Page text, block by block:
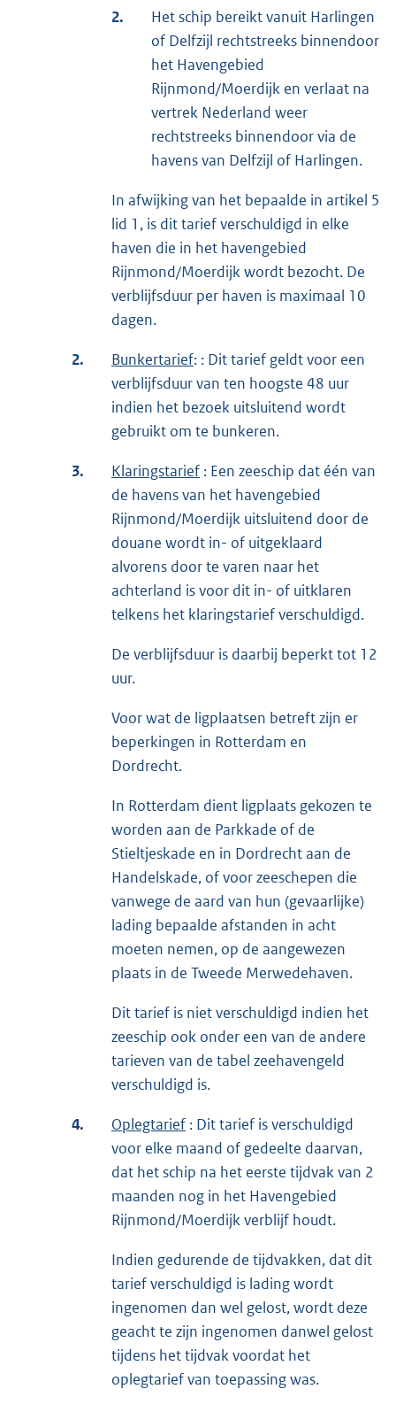
2.
Het schip bereikt vanuit Harlingen
of Delfzijl rechtstreeks binnendoor
het Havengebied
Rijnmond/Moerdijk en verlaat na
vertrek Nederland weer
rechtstreeks binnendoor via de
havens van Delfzijl of Harlingen.
In afwijking van het bepaalde in artikel 5
lid 1, is dit tarief verschuldigd in elke
haven die in het havengebied
Rijnmond/Moerdijk wordt bezocht. De
verblijfsduur per haven is maximaal 10
dagen.
2. Bunkertarief: : Dit tarief geldt voor een
verblijfsduur van ten hoogste 48 uur
indien het bezoek uitsluitend wordt
gebruikt om te bunkeren.
3. Klaringstarief : Een zeeschip dat één van
de havens van het havengebied
Rijnmond/Moerdijk uitsluitend door de
douane wordt in- of uitgeklaard
alvorens door te varen naar het
achterland is voor dit in- of uitklaren
telkens het klaringstarief verschuldigd.
De verblijfsduur is daarbij beperkt tot 12
uur.
Voor wat de ligplaatsen betreft zijn er
beperkingen in Rotterdam en
Dordrecht.
In Rotterdam dient ligplaats gekozen te
worden aan de Parkkade of de
Stieltjeskade en in Dordrecht aan de
Handelskade, of voor zeeschepen die
vanwege de aard van hun (gevaarlijke)
lading bepaalde afstanden in acht
moeten nemen, op de aangewezen
plaats in de Tweede Merwedehaven.
Dit tarief is niet verschuldigd indien het
zeeschip ook onder een van de andere
tarieven van de tabel zeehavengeld
verschuldigd is.
4. Oplegtarief : Dit tarief is verschuldigd
voor elke maand of gedeelte daarvan,
dat het schip na het eerste tijdvak van 2
maanden nog in het Havengebied
Rijnmond/Moerdijk verblijf houdt.
Indien gedurende de tijdvakken, dat dit
tarief verschuldigd is lading wordt
ingenomen dan wel gelost, wordt deze
geacht te zijn ingenomen danwel gelost
tijdens het tijdvak voordat het
oplegtarief van toepassing was.